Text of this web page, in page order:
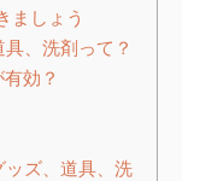
ましょう
、洗剤って？
効？
ズ、道具、洗